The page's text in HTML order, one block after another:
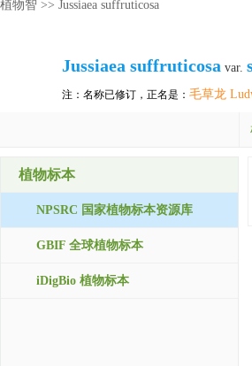
植物智 >> Jussiaea suffruticosa
Jussiaea suffruticosa var.
注：名称已修订，正名是： 毛草龙
植物标本
NPSRC 国家植物标本资源库
GBIF 全球植物标本
iDigBio 植物标本